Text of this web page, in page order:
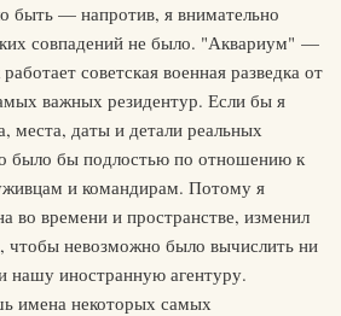
быть — напротив, я внимательно
совпадений не было. "Аквариум" —
советская военная разведка от
важных резидентур. Если бы я
места, даты и детали реальных
было бы подлостью по отношению к
и командирам. Потому я
во времени и пространстве, изменил
чтобы невозможно было вычислить ни
нашу иностранную агентуру.
имена некоторых самых